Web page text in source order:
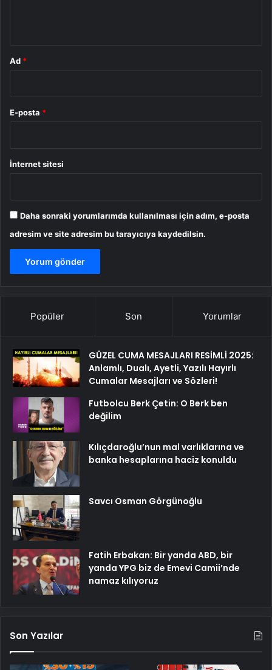
Ad *
E-posta *
İnternet sitesi
Daha sonraki yorumlarımda kullanılması için adım, e-posta
adresim ve site adresim bu tarayıcıya kaydedilsin.
Popüler Son Yorumlar
GÜZEL CUMA MESAJLARI RESİMLİ 2025:
Anlamlı, Dualı, Ayetli, Yazılı Hayırlı
Cumalar Mesajları ve Sözleri!
Futbolcu Berk Çetin: O Berk ben
değilim
Kılıçdaroğlu’nun mal varlıklarına ve
banka hesaplarına haciz konuldu
Savcı Osman Görgünoğlu
Fatih Erbakan: Bir yanda ABD, bir
yanda YPG biz de Emevi Camii’nde
namaz kılıyoruz
Son Yazılar